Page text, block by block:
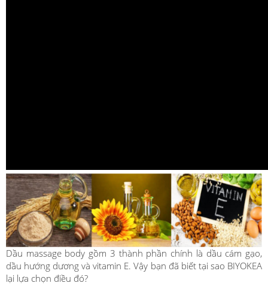
Dầu massage body gồm 3 thành phần chính là dầu cám gạo,
dầu hướng dương và vitamin E. Vậy bạn đã biết tại sao BIYOKEA
lại lựa chọn điều đó?